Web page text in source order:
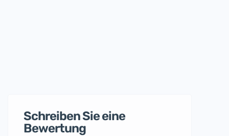
Schreiben Sie eine
Bewertung